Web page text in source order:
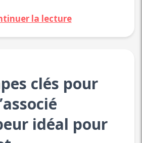
la lecture
clés pour
idéal pour